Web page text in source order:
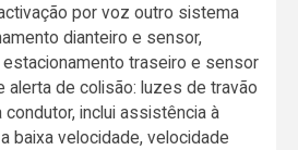
por voz outro sistema
dianteiro e sensor,
traseiro e sensor
alerta de colisão: luzes de travão
inclui assistência à
baixa velocidade, velocidade